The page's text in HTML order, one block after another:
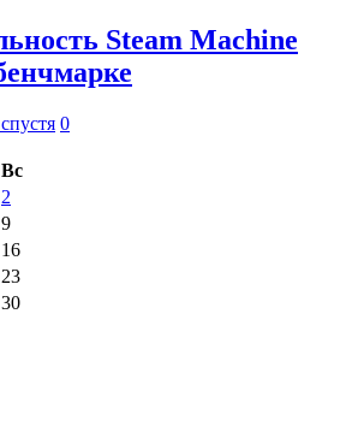
Steam Machine
0
Вс
2
9
16
23
30